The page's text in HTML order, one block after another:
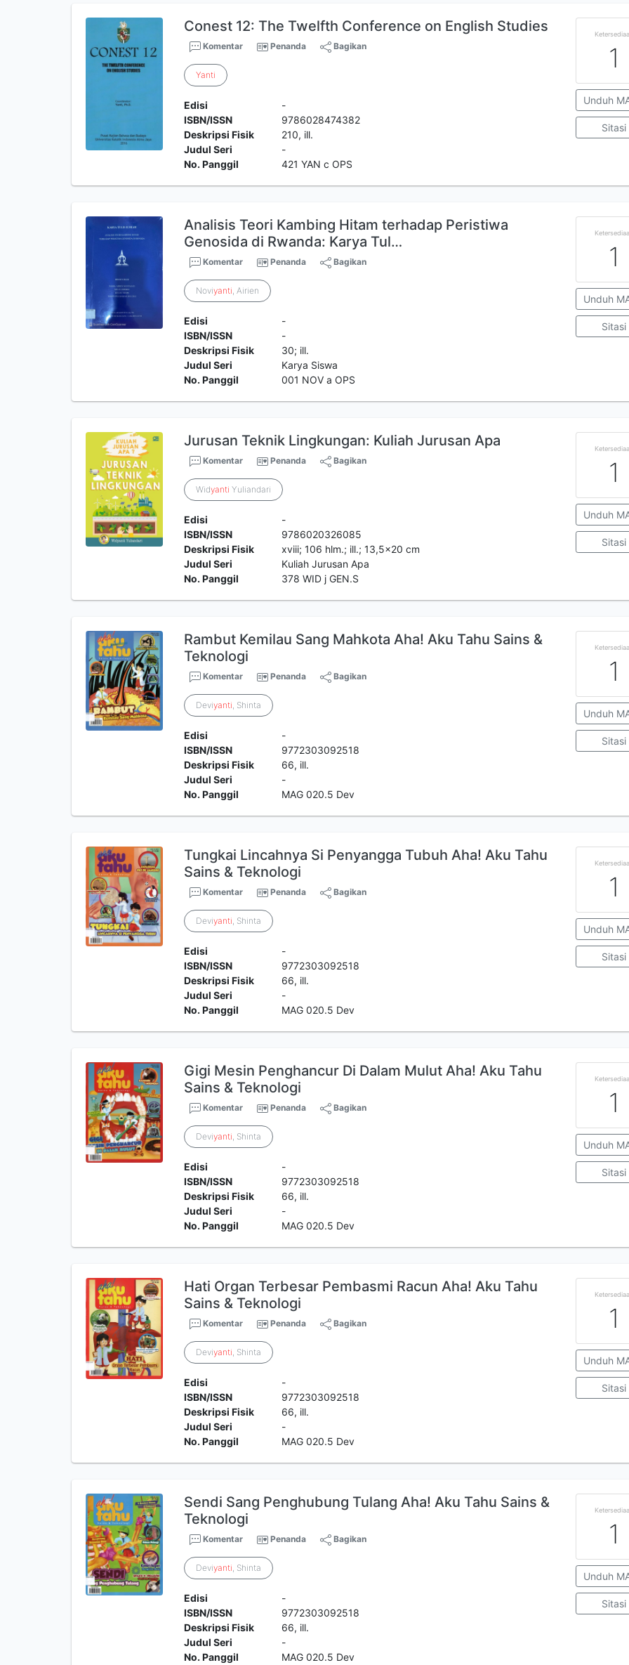
Conest 12: The Twelfth Conference on English Studies
Komentar Penanda Bagikan
Yanti
Edisi
-
ISBN/ISSN
9786028474382
Deskripsi Fisik
210, ill.
Judul Seri
-
No. Panggil
421 YAN c OPS
1
Unduh
Sitasi
Analisis Teori Kambing Hitam terhadap Peristiwa
Genosida di Rwanda: Karya Tul…
Komentar Penanda Bagikan
Noviyanti, Airien
Edisi
-
ISBN/ISSN
-
Deskripsi Fisik
30; ill.
Judul Seri
Karya Siswa
No. Panggil
001 NOV a OPS
1
Unduh
Sitasi
Jurusan Teknik Lingkungan: Kuliah Jurusan Apa
Komentar Penanda Bagikan
Widyanti Yuliandari
Edisi
-
ISBN/ISSN
9786020326085
Deskripsi Fisik
xviii; 106 hlm.; ill.; 13,5x20 cm
Judul Seri
Kuliah Jurusan Apa
No. Panggil
378 WID j GEN.S
1
Unduh
Sitasi
Rambut Kemilau Sang Mahkota Aha! Aku Tahu Sains &
Teknologi
Komentar Penanda Bagikan
Deviyanti, Shinta
Edisi
-
ISBN/ISSN
9772303092518
Deskripsi Fisik
66, ill.
Judul Seri
-
No. Panggil
MAG 020.5 Dev
1
Unduh
Sitasi
Tungkai Lincahnya Si Penyangga Tubuh Aha! Aku Tahu
Sains & Teknologi
Komentar Penanda Bagikan
Deviyanti, Shinta
Edisi
-
ISBN/ISSN
9772303092518
Deskripsi Fisik
66, ill.
Judul Seri
-
No. Panggil
MAG 020.5 Dev
1
Unduh
Sitasi
Gigi Mesin Penghancur Di Dalam Mulut Aha! Aku Tahu
Sains & Teknologi
Komentar Penanda Bagikan
Deviyanti, Shinta
Edisi
-
ISBN/ISSN
9772303092518
Deskripsi Fisik
66, ill.
Judul Seri
-
No. Panggil
MAG 020.5 Dev
1
Unduh
Sitasi
Hati Organ Terbesar Pembasmi Racun Aha! Aku Tahu
Sains & Teknologi
Komentar Penanda Bagikan
Deviyanti, Shinta
Edisi
-
ISBN/ISSN
9772303092518
Deskripsi Fisik
66, ill.
Judul Seri
-
No. Panggil
MAG 020.5 Dev
1
Unduh
Sitasi
Sendi Sang Penghubung Tulang Aha! Aku Tahu Sains &
Teknologi
Komentar Penanda Bagikan
Deviyanti, Shinta
Edisi
-
ISBN/ISSN
9772303092518
Deskripsi Fisik
66, ill.
Judul Seri
-
No. Panggil
MAG 020.5 Dev
1
Unduh
Sitasi